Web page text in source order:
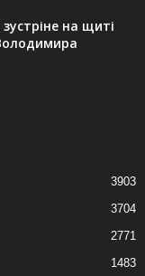
на щиті
3903
3704
2771
1483